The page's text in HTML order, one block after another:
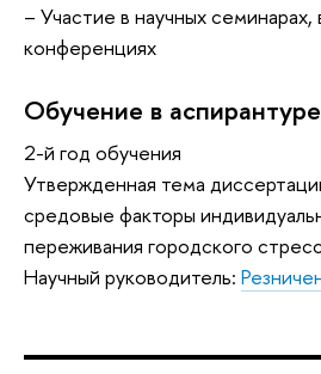
– Участие в научных
конференциях
Обучение в аспирантуре
2-й год обучения
Утвержденная тема
средовые факторы
переживания городского
Научный руководитель: